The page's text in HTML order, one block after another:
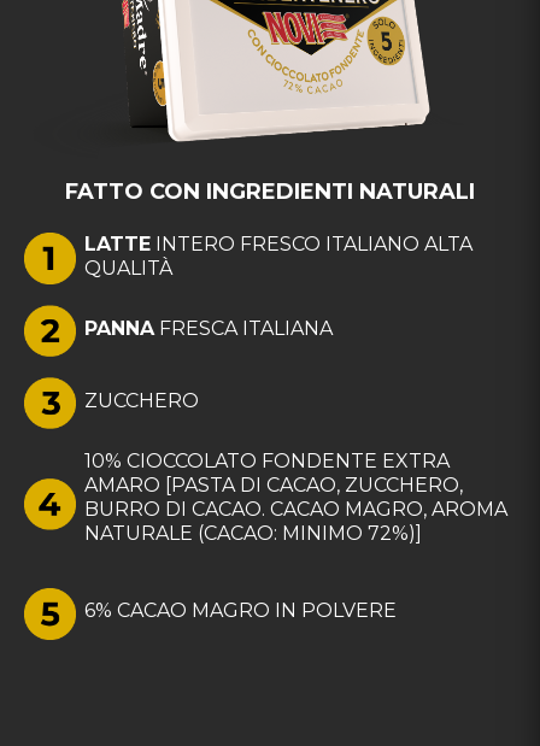
FATTO CON INGREDIENTI NATURALI
LATTE INTERO FRESCO ITALIANO ALTA
QUALITÀ
PANNAFRESCA ITALIANA
ZUCCHERO
10% CIOCCOLATO FONDENTE EXTRA
AMARO [PASTA DI CACAO, ZUCCHERO,
BURRO DI CACAO. CACAO MAGRO, AROMA
NATURALE (CACAO: MINIMO 72%)]
6% CACAO MAGRO IN POLVERE